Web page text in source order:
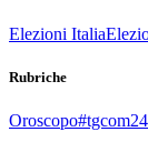
Elezioni Italia
Rubriche
Oroscopo